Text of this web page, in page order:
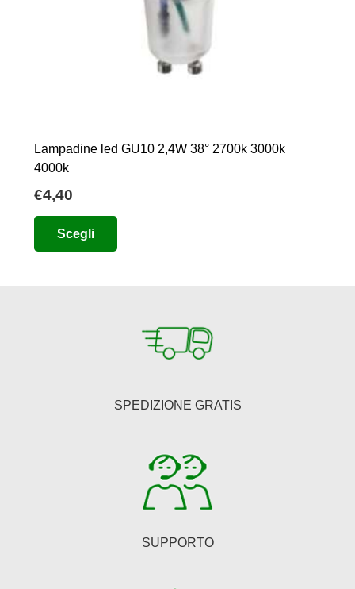
Lampadine led GU10 2,4W 38° 2700k 3000k
4000k
€4,40
Scegli
opzioni
pagina
prodotto
SPEDIZIONE GRATIS
SUPPORTO